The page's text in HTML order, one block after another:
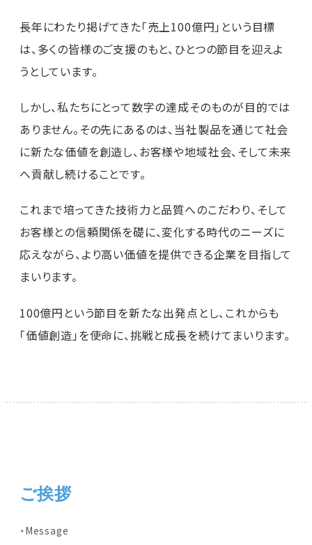
長年にわたり掲げてきた「売上100億円」という目標
は、多くの皆様のご支援のもと、ひとつの節目を迎えよ
うとしています。
しかし、私たちにとって数字の達成そのものが目的では
ありません。その先にあるのは、当社製品を通じて社会
に新たな価値を創造し、お客様や地域社会、そして未来
へ貢献し続けることです。
これまで培ってきた技術力と品質へのこだわり、そして
お客様との信頼関係を礎に、変化する時代のニーズに
応えながら、より高い価値を提供できる企業を目指して
まいります。
100億円という節目を新たな出発点とし、これからも
「価値創造」を使命に、挑戦と成長を続けてまいります。
ご挨拶
Message